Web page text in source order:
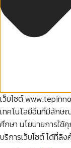
เว็บไซต์
เทคโนโลยีอื่นที่มีลักษ
ศึกษา นโยบายการใช้
บริการเว็บไซต์ ได้ที่ลิง